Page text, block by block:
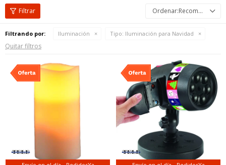
Recomendados
Filtrando por: Iluminación Tipo: Iluminación para Navidad
Quitar filtros